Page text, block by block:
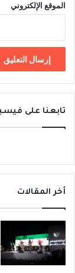
الموقع الإلكتروني
تابعنا على
أخر المقالات